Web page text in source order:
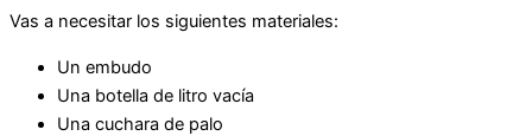
Vas a necesitar los siguientes materiales:
Un embudo
Una botella de litro vacía
Una cuchara de palo